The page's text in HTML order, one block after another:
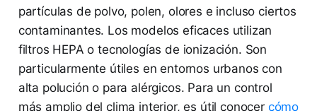
partículas de polvo, polen, olores e incluso ciertos
contaminantes. Los modelos eficaces utilizan
filtros HEPA o tecnologías de ionización. Son
particularmente útiles en entornos urbanos con
alta polución o para alérgicos. Para un control
más amplio del clima interior, es útil conocer cómo